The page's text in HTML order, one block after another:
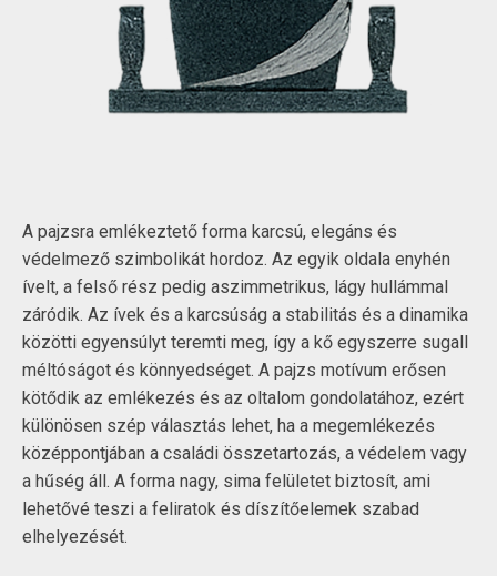
A pajzsra emlékeztető forma karcsú, elegáns és
védelmező szimbolikát hordoz. Az egyik oldala enyhén
ívelt, a felső rész pedig aszimmetrikus, lágy hullámmal
záródik. Az ívek és a karcsúság a stabilitás és a dinamika
közötti egyensúlyt teremti meg, így a kő egyszerre sugall
méltóságot és könnyedséget. A pajzs motívum erősen
kötődik az emlékezés és az oltalom gondolatához, ezért
különösen szép választás lehet, ha a megemlékezés
középpontjában a családi összetartozás, a védelem vagy
a hűség áll. A forma nagy, sima felületet biztosít, ami
lehetővé teszi a feliratok és díszítőelemek szabad
elhelyezését.